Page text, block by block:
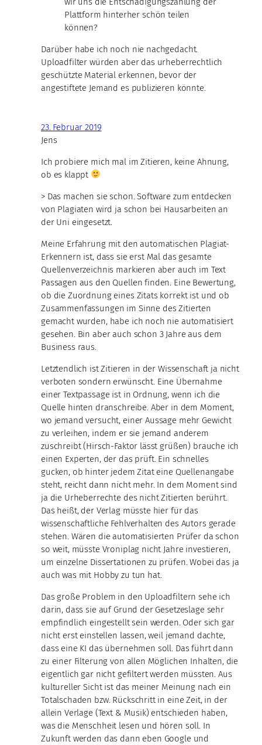
Plattform hinterher schön teilen
können?
Darüber habe ich noch nie nachgedacht.
Uploadfilter würden aber das urheberrechtlich
geschützte Material erkennen, bevor der
angestiftete Jemand es publizieren könnte.
23. Februar 2019
Jens
Ich probiere mich mal im Zitieren, keine Ahnung,
ob es klappt
> Das machen sie schon. Software zum entdecken
von Plagiaten wird ja schon bei Hausarbeiten an
der Uni eingesetzt.
Meine Erfahrung mit den automatischen Plagiat-
Erkennern ist, dass sie erst Mal das gesamte
Quellenverzeichnis markieren aber auch im Text
Passagen aus den Quellen finden. Eine Bewertung,
ob die Zuordnung eines Zitats korrekt ist und ob
Zusammenfassungen im Sinne des Zitierten
gemacht wurden, habe ich noch nie automatisiert
gesehen. Bin aber auch schon 3 Jahre aus dem
Business raus.
Letztendlich ist Zitieren in der Wissenschaft ja nicht
verboten sondern erwünscht. Eine Übernahme
einer Textpassage ist in Ordnung, wenn ich die
Quelle hinten dranschreibe. Aber in dem Moment,
wo jemand versucht, einer Aussage mehr Gewicht
zu verleihen, indem er sie jemand anderem
zuschreibt (Hirsch-Faktor lässt grüßen) brauche ich
einen Experten, der das prüft. Ein schnelles
gucken, ob hinter jedem Zitat eine Quellenangabe
steht, reicht dann nicht mehr. In dem Moment sind
ja die Urheberrechte des nicht Zitierten berührt.
Das heißt, der Verlag müsste hier für das
wissenschaftliche Fehlverhalten des Autors gerade
stehen. Wären die automatisierten Prüfer da schon
so weit, müsste Vroniplag nicht Jahre investieren,
um einzelne Dissertationen zu prüfen. Wobei das ja
auch was mit Hobby zu tun hat.
Das große Problem in den Uploadfiltern sehe ich
darin, dass sie auf Grund der Gesetzeslage sehr
empfindlich eingestellt sein werden. Oder sich gar
nicht erst einstellen lassen, weil jemand dachte,
dass eine KI das übernehmen soll. Das führt dann
zu einer Filterung von allen Möglichen Inhalten, die
eigentlich gar nicht gefiltert werden müssten. Aus
kultureller Sicht ist das meiner Meinung nach ein
Totalschaden bzw. Rückschritt in eine Zeit, in der
allein Verlage (Text & Musik) entschieden haben,
was die Menschheit lesen und hören soll. In
Zukunft werden das dann eben Google und